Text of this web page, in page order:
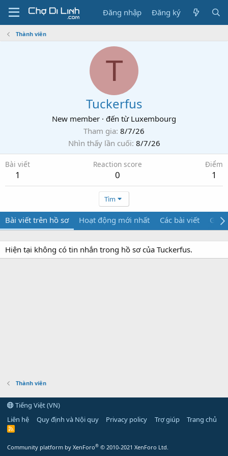
Đăng nhập Đăng ký
Thành viên
T
Tuckerfus
New member · đến từ Luxembourg
Tham gia 8/7/26
Nhìn thấy lần cuối 8/7/26
Bài viết
1
Reaction score
0
Điểm
1
Tìm
Bài viết trên hồ sơ Hoạt động mới nhất Các bài viết Giới
Hiện tại không có tin nhắn trong hồ sơ của Tuckerfus.
Thành viên
Tiếng Việt (VN)
Liên hệ
Quy định và Nội quy Privacy policy Trợ giúp Trang chủ
R
Community platform by XenForo® © 2010-2021 XenForo Ltd.